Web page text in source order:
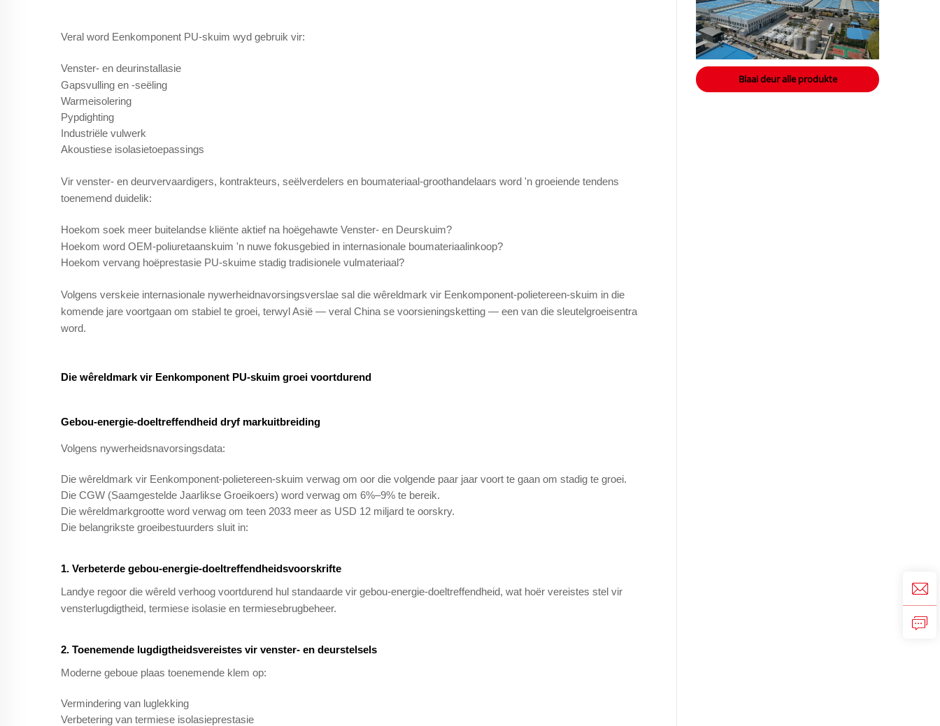
Veral word Eenkomponent PU-skuim wyd gebruik vir:
Venster- en deurinstallasie
Gapsvulling en -seëling
Warmeisolering
Pypdighting
Industriële vulwerk
Akoustiese isolasietoepassings
Vir venster- en deurvervaardigers, kontrakteurs, seëlverdelers en boumateriaal-groothandelaars word 'n groeiende tendens
toenemend duidelik:
Hoekom soek meer buitelandse kliënte aktief na hoëgehawte Venster- en Deurskuim?
Hoekom word OEM-poliuretaanskuim 'n nuwe fokusgebied in internasionale boumateriaalinkoop?
Hoekom vervang hoëprestasie PU-skuime stadig tradisionele vulmateriaal?
Volgens verskeie internasionale nywerheidnavorsingsverslae sal die wêreldmark vir Eenkomponent-polietereen-skuim in die
komende jare voortgaan om stabiel te groei, terwyl Asië — veral China se voorsieningsketting — een van die sleutelgroeisentra
word.
Die wêreldmark vir Eenkomponent PU-skuim groei voortdurend
Gebou-energie-doeltreffendheid dryf markuitbreiding
Volgens nywerheidsnavorsingsdata:
Die wêreldmark vir Eenkomponent-polietereen-skuim verwag om oor die volgende paar jaar voort te gaan om stadig te groei.
Die CGW (Saamgestelde Jaarlikse Groeikoers) word verwag om 6%–9% te bereik.
Die wêreldmarkgrootte word verwag om teen 2033 meer as USD 12 miljard te oorskry.
Die belangrikste groeibestuurders sluit in:
1. Verbeterde gebou-energie-doeltreffendheidsvoorskrifte
Landye regoor die wêreld verhoog voortdurend hul standaarde vir gebou-energie-doeltreffendheid, wat hoër vereistes stel vir
vensterlugdigtheid, termiese isolasie en termiesebrugbeheer.
2. Toenemende lugdigtheidsvereistes vir venster- en deurstelsels
Moderne geboue plaas toenemende klem op:
Vermindering van luglekking
Verbetering van termiese isolasieprestasie
Blaai deur alle produkte